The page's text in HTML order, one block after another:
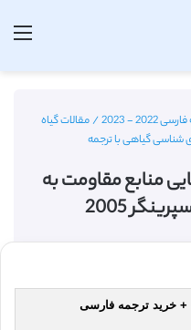
- 2023
/مقالات گیاه
شناسی گیاهی با ترجمه
منابع مقاومت به
2005
+ خرید ترجمه فارسی